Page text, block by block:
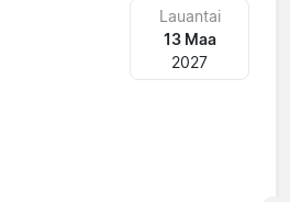
Lauantai
13 Maa
2027